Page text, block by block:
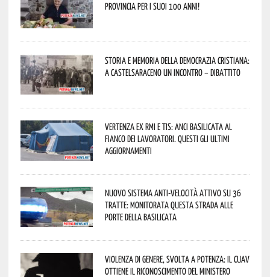
provincia per i suoi 100 anni!
Storia e memoria della Democrazia Cristiana:
a Castelsaraceno un incontro – dibattito
Vertenza ex RMI e TIS: ANCI Basilicata al
fianco dei lavoratori. Questi gli ultimi
aggiornamenti
Nuovo sistema anti-velocità attivo su 36
tratte: monitorata questa strada alle
porte della Basilicata
Violenza di genere, svolta a Potenza: il CUAV
ottiene il riconoscimento del Ministero